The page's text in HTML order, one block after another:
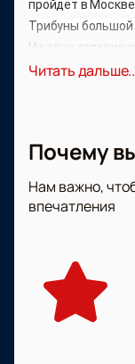
пройдет в
Трибуны большой
Ни одна
болельщикам
места по
Читать
Почему
Нам важно,
впечатления